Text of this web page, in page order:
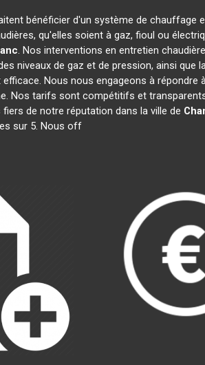
bénéficier d'un système de chauffage
qu'elles soient à gaz, fioul ou
. Nos interventions en entretien chaudière
niveaux de gaz et de pression, ainsi que
Nous nous engageons à répondre
Nos tarifs sont compétitifs et
de notre réputation dans la ville de
sur 5. Nous off